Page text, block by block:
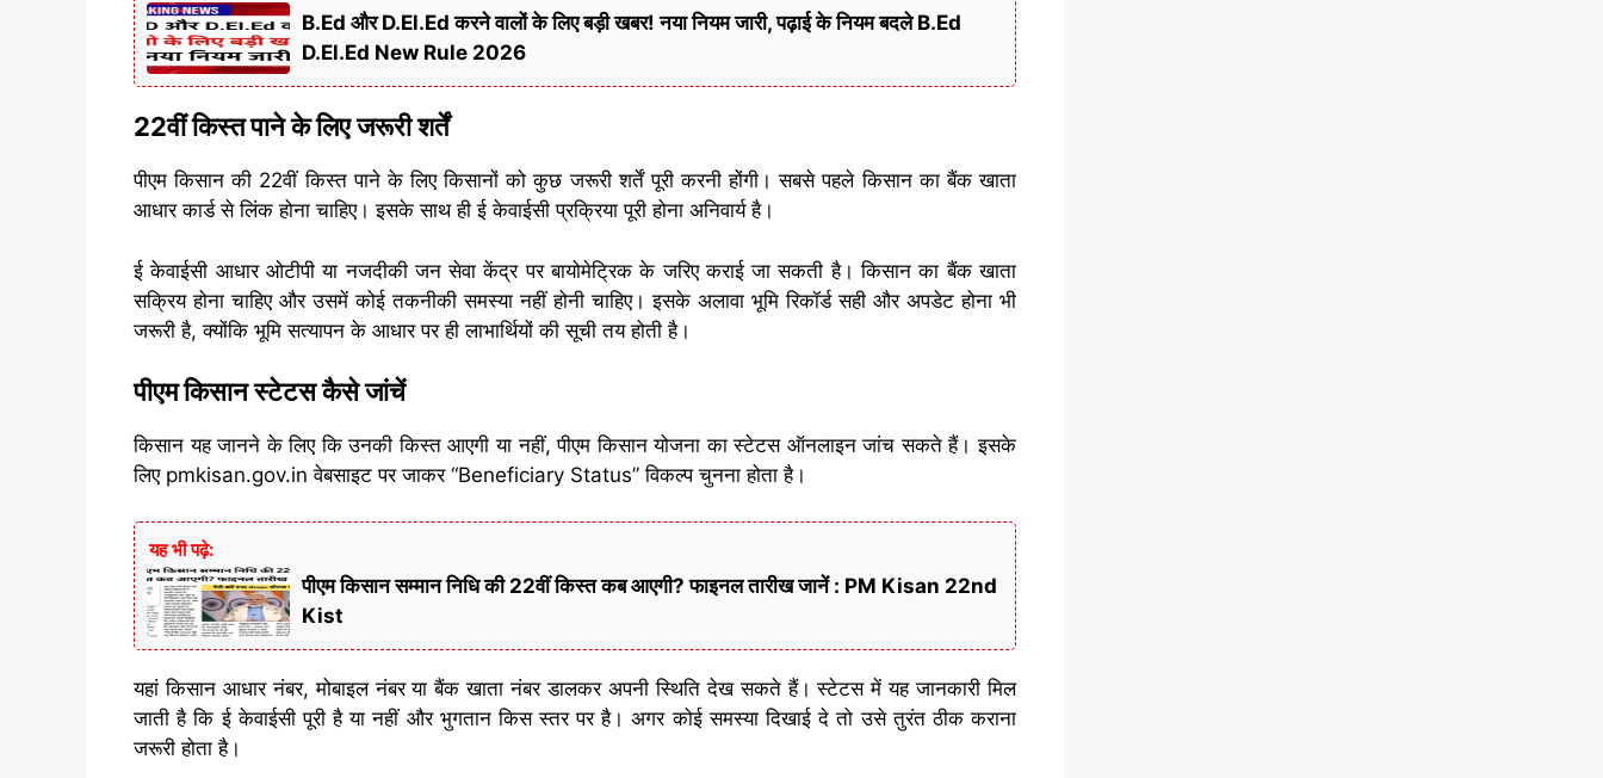
B.Ed और D.El.Ed करने वालों के लिए बड़ी खबर! नया नियम जारी, पढ़ाई के नियम बदले B.Ed
D.El.Ed New Rule 2026
22वीं किस्त पाने के लिए जरूरी शर्तें
पीएम किसान की 22वीं किस्त पाने के लिए किसानों को कुछ जरूरी शर्तें पूरी करनी होंगी। सबसे पहले किसान का बैंक खाता
आधार कार्ड से लिंक होना चाहिए। इसके साथ ही ई केवाईसी प्रक्रिया पूरी होना अनिवार्य है।
ई केवाईसी आधार ओटीपी या नजदीकी जन सेवा केंद्र पर बायोमेट्रिक के जरिए कराई जा सकती है। किसान का बैंक खाता
सक्रिय होना चाहिए और उसमें कोई तकनीकी समस्या नहीं होनी चाहिए। इसके अलावा भूमि रिकॉर्ड सही और अपडेट होना भी
जरूरी है, क्योंकि भूमि सत्यापन के आधार पर ही लाभार्थियों की सूची तय होती है।
पीएम किसान स्टेटस कैसे जांचें
किसान यह जानने के लिए कि उनकी किस्त आएगी या नहीं, पीएम किसान योजना का स्टेटस ऑनलाइन जांच सकते हैं। इसके
लिए pmkisan.gov.in वेबसाइट पर जाकर “Beneficiary Status” विकल्प चुनना होता है।
यह भी पढ़े:
पीएम किसान सम्मान निधि की 22वीं किस्त कब आएगी? फाइनल तारीख जानें : PM Kisan 22nd
Kist
यहां किसान आधार नंबर, मोबाइल नंबर या बैंक खाता नंबर डालकर अपनी स्थिति देख सकते हैं। स्टेटस में यह जानकारी मिल
जाती है कि ई केवाईसी पूरी है या नहीं और भुगतान किस स्तर पर है। अगर कोई समस्या दिखाई दे तो उसे तुरंत ठीक कराना
जरूरी होता है।